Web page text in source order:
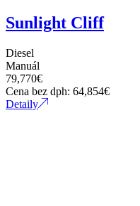
Sunlight Cliff
Diesel
Manuál
79,770€
Cena bez dph: 64,854€
Detaily